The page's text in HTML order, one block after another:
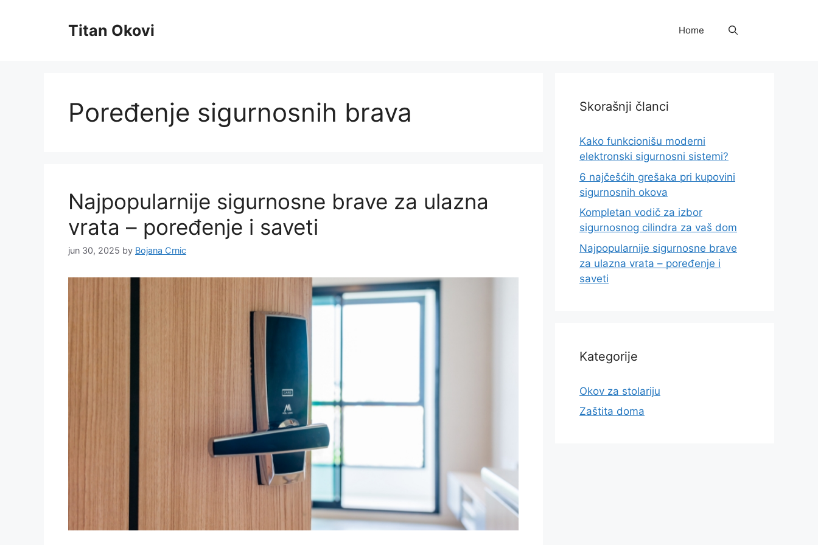
Titan Okovi Home
Poređenje sigurnosnih brava
Najpopularnije sigurnosne brave za ulazna
vrata – poređenje i saveti
jun 30, 2025 by Bojana Crnic
Skorašnji članci
Kako funkcionišu moderni
elektronski sigurnosni sistemi?
6 najčešćih grešaka pri kupovini
sigurnosnih okova
Kompletan vodič za izbor
sigurnosnog cilindra za vaš dom
Najpopularnije sigurnosne brave
za ulazna vrata – poređenje i
saveti
Kategorije
Okov za stolariju
Zaštita doma